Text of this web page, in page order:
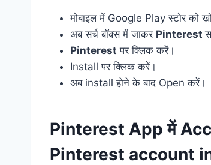
मोबाइल में Google Play स्टोर को
अब सर्च बॉक्स में जाकर Pinterest
Pinterest पर क्लिक करें।
Install पर क्लिक करें।
अब install होने के बाद Open करें।
Pinterest App में
Pinterest account